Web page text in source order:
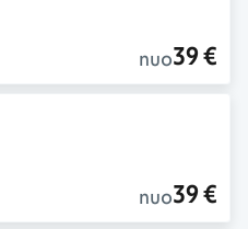
nuo39 €
nuo39 €